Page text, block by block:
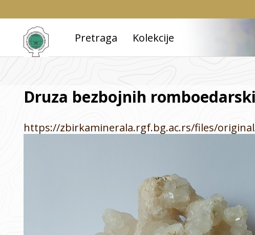
Pretraga Kolekcije
Druza bezbojnih
https://zbirkaminerala.rgf.bg.ac.rs/files/original/